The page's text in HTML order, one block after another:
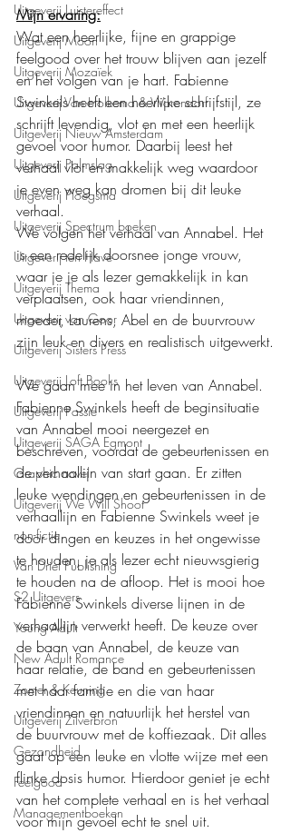
Uitgeverij Luistereffect
Uitgeverij Moon
Uitgeverij Mozaïek
Uitgeverij Van Holkema & Warendorf
Uitgeverij Nieuw Amsterdam
Uitgeverij Palmslag
Uitgeverij Ploegsma
Uitgeverij Spectrum boeken
Uitgeverij ten Have
Uitgeverij Thema
Uitgeverij van Goor
Uitgeverij Sisters Press
Uitgeverij Loft Books
Uitgeverij Passie
Uitgeverij SAGA Egmont
Graphic novel
Uitgeverij We Will Shoot
non-fictie
Van Driel Publishing
S2 Uitgevers
Young Adult
New Adult Romance
Zomer & Keuning
Uitgeverij Zilverbron
Gezondheid
Feelgood
Managementboeken
Mijn ervaring:
Wat een heerlijke, fijne en grappige
feelgood over het trouw blijven aan jezelf
en het volgen van je hart. Fabienne
Swinkels heeft een heerlijke schrijfstijl, ze
schrijft levendig, vlot en met een heerlijk
gevoel voor humor. Daarbij leest het
verhaal vlot en makkelijk weg waardoor
je even weg kan dromen bij dit leuke
verhaal.
We volgen het verhaal van Annabel. Het
is een redelijk doorsnee jonge vrouw,
waar je je als lezer gemakkelijk in kan
verplaatsen, ook haar vriendinnen,
moeder, Laurens, Abel en de buurvrouw
zijn leuk en divers en realistisch uitgewerkt.
We gaan mee in het leven van Annabel.
Fabienne Swinkels heeft de beginsituatie
van Annabel mooi neergezet en
beschreven, voordat de gebeurtenissen en
de verhaallijn van start gaan. Er zitten
leuke wendingen en gebeurtenissen in de
verhaallijn en Fabienne Swinkels weet je
door dingen en keuzes in het ongewisse
te houden, je als lezer echt nieuwsgierig
te houden na de afloop. Het is mooi hoe
Fabienne Swinkels diverse lijnen in de
verhaallijn verwerkt heeft. De keuze over
de baan van Annabel, de keuze van
haar relatie, de band en gebeurtenissen
met haar familie en die van haar
vriendinnen en natuurlijk het herstel van
de buurvrouw met de koffiezaak. Dit alles
gaat op een leuke en vlotte wijze met een
flinke dosis humor. Hierdoor geniet je echt
van het complete verhaal en is het verhaal
voor mijn gevoel echt te snel uit.